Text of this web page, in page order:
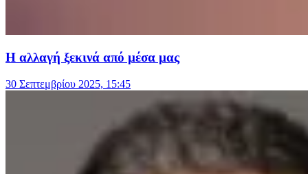
Η αλλαγή ξεκινά από μέσα μας
30 Σεπτεμβρίου 2025, 15:45